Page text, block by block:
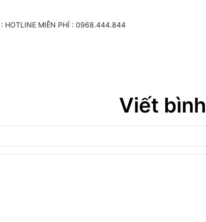
HOTLINE MIỄN PHÍ : 0968.444.844
Viết